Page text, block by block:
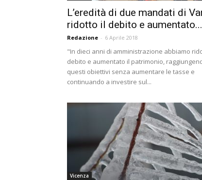
L’eredità di due mandati di
ridotto il debito e aumentato...
Redazione - 6 Aprile 2018
"In dieci anni di amministrazione abbiamo
debito e aumentato il patrimonio,
questi obiettivi senza aumentare le tasse e
continuando a investire sul...
Vicenza